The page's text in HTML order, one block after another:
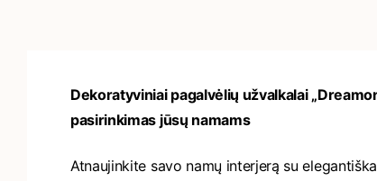
Dekoratyviniai pagalvėlių užvalkalai
pasirinkimas jūsų namams
Atnaujinkite savo namų interjerą su